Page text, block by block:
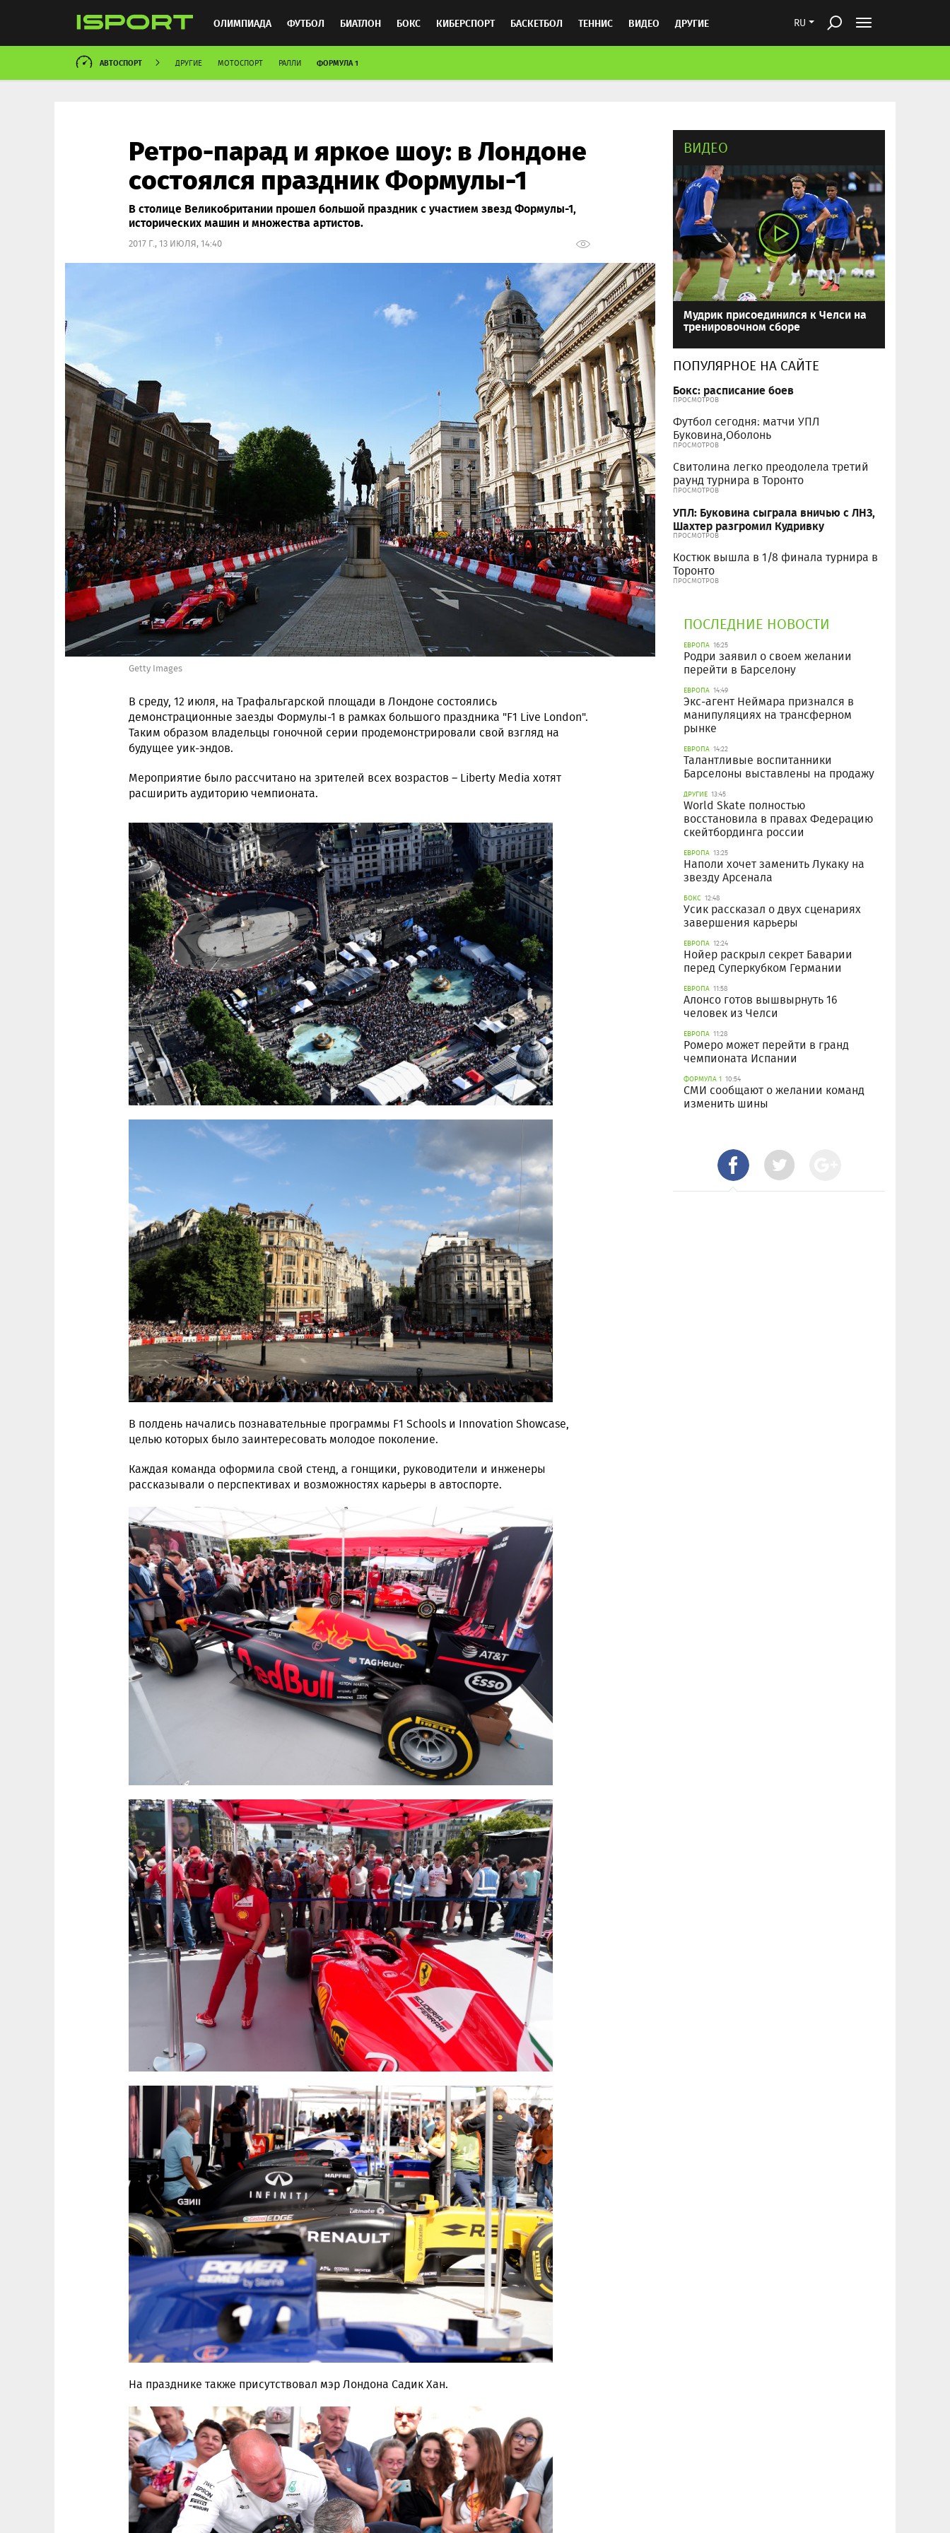
RU
ОЛИМПИАДА ФУТБОЛ БИАТЛОН БОКС КИБЕРСПОРТ БАСКЕТБОЛ ТЕННИС ВИДЕО ДРУГИЕ
ХОККЕЙ ММА АВТОСПОРТ
АВТОСПОРТ ДРУГИЕ МОТОСПОРТ РАЛЛИ ФОРМУЛА 1
Ретро-парад и яркое шоу: в Лондоне
состоялся праздник Формулы-1
В столице Великобритании прошел большой праздник с участием звезд Формулы-1,
исторических машин и множества артистов.
2017 Г., 13 ИЮЛЯ, 14:40
Getty Images
В среду, 12 июля, на Трафальгарской площади в Лондоне состоялись
демонстрационные заезды Формулы-1 в рамках большого праздника "F1 Live London".
Таким образом владельцы гоночной серии продемонстрировали свой взгляд на
будущее уик-эндов.
Мероприятие было рассчитано на зрителей всех возрастов – Liberty Media хотят
расширить аудиторию чемпионата.
В полдень начались познавательные программы F1 Schools и Innovation Showcase,
целью которых было заинтересовать молодое поколение.
Каждая команда оформила свой стенд, а гонщики, руководители и инженеры
рассказывали о перспективах и возможностях карьеры в автоспорте.
На празднике также присутствовал мэр Лондона Садик Хан.
ВИДЕО
Мудрик присоединился к Челси на
тренировочном сборе
ПОПУЛЯРНОЕ НА САЙТЕ
Бокс: расписание боев
ПРОСМОТРОВ
Футбол сегодня: матчи УПЛ
Буковина,Оболонь
ПРОСМОТРОВ
Свитолина легко преодолела третий
раунд турнира в Торонто
ПРОСМОТРОВ
УПЛ: Буковина сыграла вничью с ЛНЗ,
Шахтер разгромил Кудривку
ПРОСМОТРОВ
Костюк вышла в 1/8 финала турнира в
Торонто
ПРОСМОТРОВ
ПОСЛЕДНИЕ НОВОСТИ
ЕВРОПА 16:25
Родри заявил о своем желании
перейти в Барселону
ЕВРОПА 14:49
Экс-агент Неймара признался в
манипуляциях на трансферном
рынке
ЕВРОПА 14:22
Талантливые воспитанники
Барселоны выставлены на продажу
ДРУГИЕ 13:45
World Skate полностью
восстановила в правах Федерацию
скейтбординга россии
ЕВРОПА 13:25
Наполи хочет заменить Лукаку на
звезду Арсенала
БОКС 12:48
Усик рассказал о двух сценариях
завершения карьеры
ЕВРОПА 12:24
Нойер раскрыл секрет Баварии
перед Суперкубком Германии
ЕВРОПА 11:58
Алонсо готов вышвырнуть 16
человек из Челси
ЕВРОПА 11:28
Ромеро может перейти в гранд
чемпионата Испании
ФОРМУЛА 1 10:54
СМИ сообщают о желании команд
изменить шины